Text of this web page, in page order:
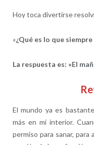
Hoy toca divertirse
«¿Qué es lo que
La respuesta es: «El
El mundo ya es
más en mi interior.
permiso para sanar, para